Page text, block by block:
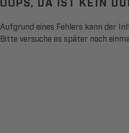
Aufgrund eines Fehlers kann der
Bitte versuche es später noch